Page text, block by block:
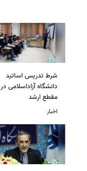
شرط تدریس اساتید
دانشگاه آزاداسلامی در
مقطع ارشد
اخبار